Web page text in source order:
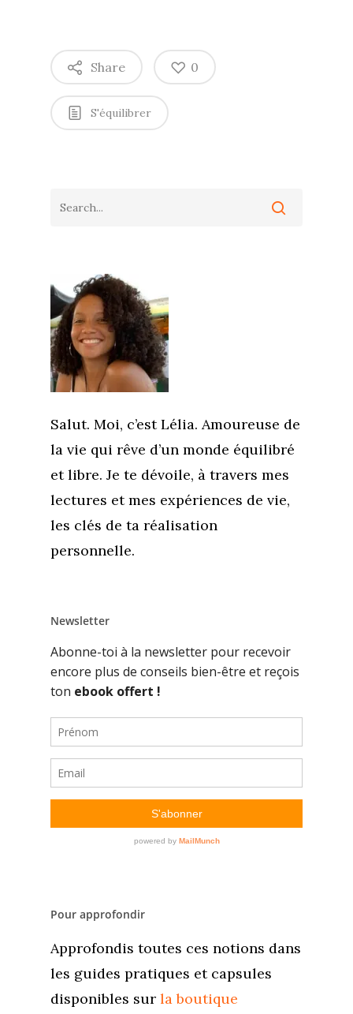
Share 0
S'équilibrer
Salut. Moi, c’est Lélia. Amoureuse de
la vie qui rêve d’un monde équilibré
et libre. Je te dévoile, à travers mes
lectures et mes expériences de vie,
les clés de ta réalisation
personnelle.
Newsletter
Pour approfondir
Approfondis toutes ces notions dans
les guides pratiques et capsules
disponibles sur la boutique